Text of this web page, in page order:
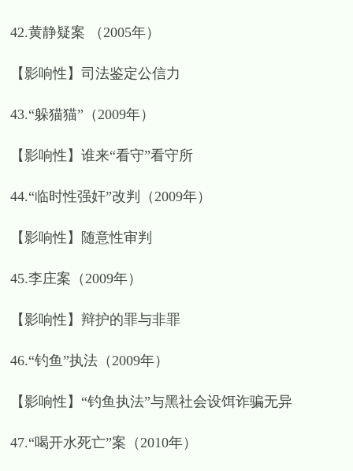
42.黄静疑案 （2005年）
【影响性】司法鉴定公信力
43.“躲猫猫”（2009年）
【影响性】谁来“看守”看守所
44.“临时性强奸”改判（2009年）
【影响性】随意性审判
45.李庄案（2009年）
【影响性】辩护的罪与非罪
46.“钓鱼”执法（2009年）
【影响性】“钓鱼执法”与黑社会设饵诈骗无异
47.“喝开水死亡”案（2010年）